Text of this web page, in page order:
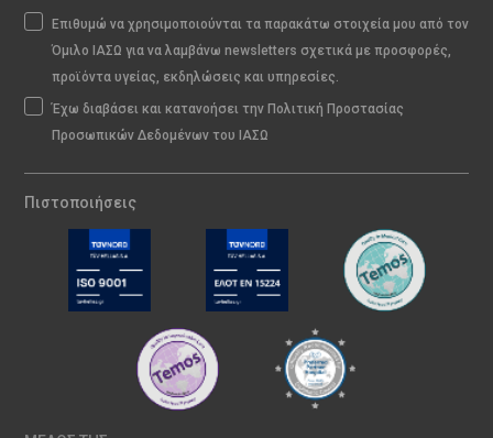
Επιθυμώ να χρησιμοποιούνται τα παρακάτω στοιχεία μου από τον
Όμιλο ΙΑΣΩ για να λαμβάνω newsletters σχετικά με προσφορές,
προϊόντα υγείας, εκδηλώσεις και υπηρεσίες.
Έχω διαβάσει και κατανοήσει την Πολιτική Προστασίας
Προσωπικών Δεδομένων του ΙΑΣΩ
Πιστοποιήσεις